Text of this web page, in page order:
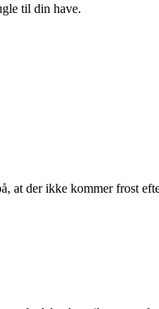
til din have.
at der ikke kommer frost